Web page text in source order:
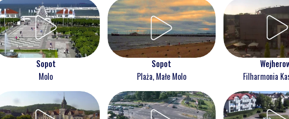
Sopot
Molo
Sopot
Plaża, Małe Molo
Filharmonia